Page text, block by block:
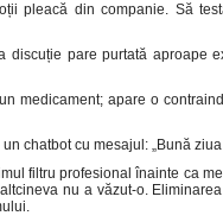
pleacă din companie. Să
discuție pare purtată aproape
medicament; apare o
chatbot cu mesajul: „Bună
filtru profesional înainte ca
nu a văzut-o.